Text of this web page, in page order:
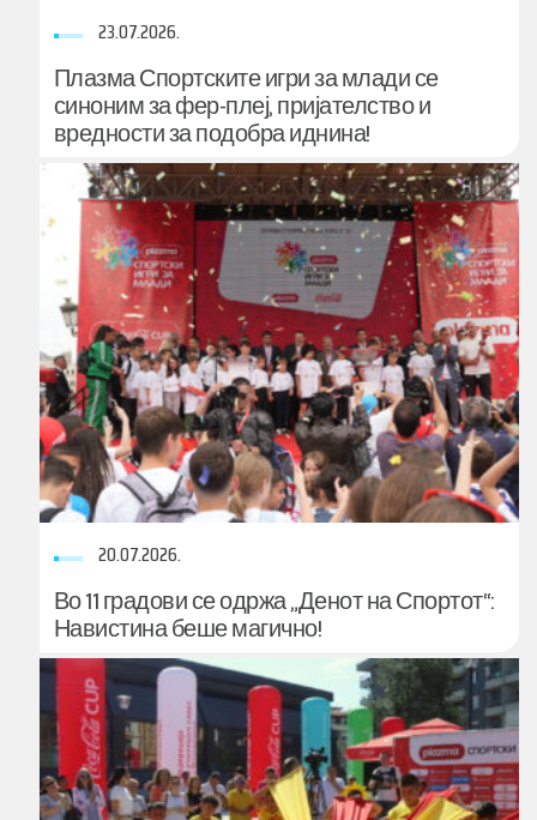
23.07.2026.
Плазма Спортските игри за млади се
синоним за фер-плеј, пријателство и
вредности за подобра иднина!
20.07.2026.
Во 11 градови се одржа „Денот на Спортот“:
Навистина беше магично!